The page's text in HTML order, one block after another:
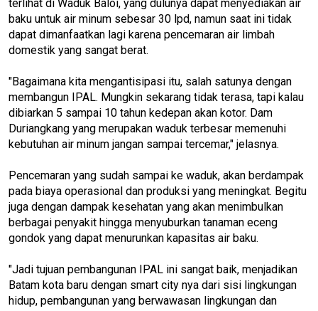
terlihat di Waduk Baloi, yang dulunya dapat menyediakan air
baku untuk air minum sebesar 30 lpd, namun saat ini tidak
dapat dimanfaatkan lagi karena pencemaran air limbah
domestik yang sangat berat.
"Bagaimana kita mengantisipasi itu, salah satunya dengan
membangun IPAL. Mungkin sekarang tidak terasa, tapi kalau
dibiarkan 5 sampai 10 tahun kedepan akan kotor. Dam
Duriangkang yang merupakan waduk terbesar memenuhi
kebutuhan air minum jangan sampai tercemar," jelasnya.
Pencemaran yang sudah sampai ke waduk, akan berdampak
pada biaya operasional dan produksi yang meningkat. Begitu
juga dengan dampak kesehatan yang akan menimbulkan
berbagai penyakit hingga menyuburkan tanaman eceng
gondok yang dapat menurunkan kapasitas air baku.
"Jadi tujuan pembangunan IPAL ini sangat baik, menjadikan
Batam kota baru dengan smart city nya dari sisi lingkungan
hidup, pembangunan yang berwawasan lingkungan dan